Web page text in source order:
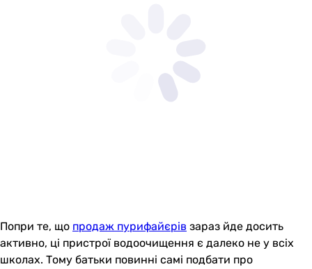
Попри те, що продаж пурифайєрів зараз йде досить
активно, ці пристрої водоочищення є далеко не у всіх
школах. Тому батьки повинні самі подбати про